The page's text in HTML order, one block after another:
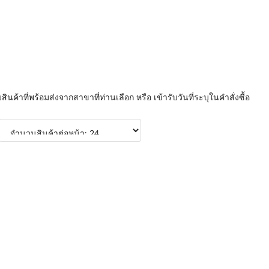
ค้าที่พร้อมส่งจากสาขาที่ท่านเลือก หรือ เข้ารับวันที่ระบุในคำสั่งซื้อ